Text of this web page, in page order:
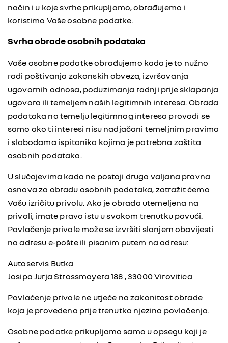
način i u koje svrhe prikupljamo, obrađujemo i
koristimo Vaše osobne podatke.
Svrha obrade osobnih podataka
Vaše osobne podatke obrađujemo kada je to nužno
radi poštivanja zakonskih obveza, izvršavanja
ugovornih odnosa, poduzimanja radnji prije sklapanja
ugovora ili temeljem naših legitimnih interesa. Obrada
podataka na temelju legitimnog interesa provodi se
samo ako ti interesi nisu nadjačani temeljnim pravima
i slobodama ispitanika kojima je potrebna zaštita
osobnih podataka.
U slučajevima kada ne postoji druga valjana pravna
osnova za obradu osobnih podataka, zatražit ćemo
Vašu izričitu privolu. Ako je obrada utemeljena na
privoli, imate pravo istu u svakom trenutku povući.
Povlačenje privole može se izvršiti slanjem obavijesti
na adresu e-pošte ili pisanim putem na adresu:
Autoservis Butka
Josipa Jurja Strossmayera 188 , 33000 Virovitica
Povlačenje privole ne utječe na zakonitost obrade
koja je provedena prije trenutka njezina povlačenja.
Osobne podatke prikupljamo samo u opsegu koji je